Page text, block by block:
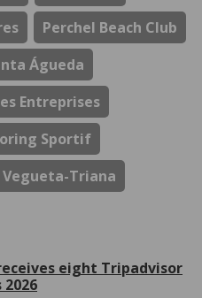
Perchel Beach Club
Águeda
Entreprises
Sportif
Vegueta-Triana
eight Tripadvisor